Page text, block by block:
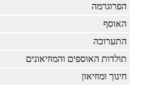
הפרוגרמה
האוסף
התערוכה
תולדות האוספים והמוזיאונים
חינוך ומוזיאון